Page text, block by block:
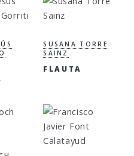
SUSANA TORRE
SAINZ
FLAUTA